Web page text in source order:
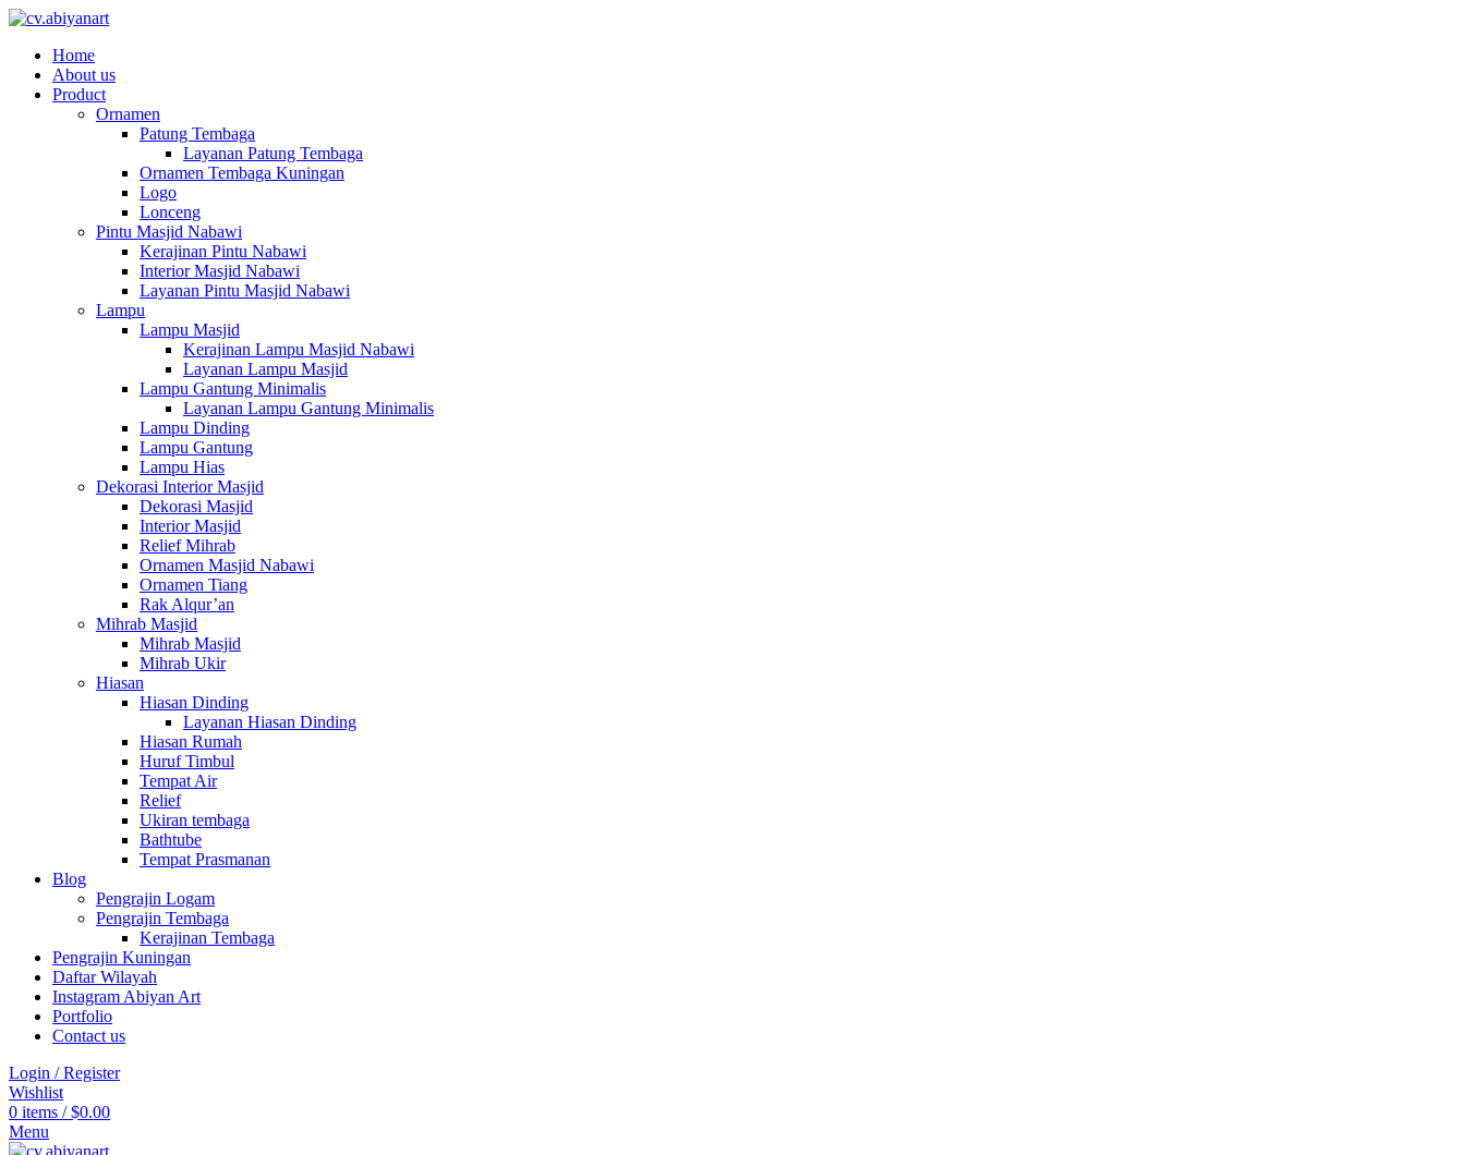
Home
About us
Product
Ornamen
Patung Tembaga
Layanan Patung Tembaga
Ornamen Tembaga Kuningan
Logo
Lonceng
Pintu Masjid Nabawi
Kerajinan Pintu Nabawi
Interior Masjid Nabawi
Layanan Pintu Masjid Nabawi
Lampu
Lampu Masjid
Kerajinan Lampu Masjid Nabawi
Layanan Lampu Masjid
Lampu Gantung Minimalis
Layanan Lampu Gantung Minimalis
Lampu Dinding
Lampu Gantung
Lampu Hias
Dekorasi Interior Masjid
Dekorasi Masjid
Interior Masjid
Relief Mihrab
Ornamen Masjid Nabawi
Ornamen Tiang
Rak Alqur’an
Mihrab Masjid
Mihrab Masjid
Mihrab Ukir
Hiasan
Hiasan Dinding
Layanan Hiasan Dinding
Hiasan Rumah
Huruf Timbul
Tempat Air
Relief
Ukiran tembaga
Bathtube
Tempat Prasmanan
Blog
Pengrajin Logam
Pengrajin Tembaga
Kerajinan Tembaga
Pengrajin Kuningan
Daftar Wilayah
Instagram Abiyan Art
Portfolio
Contact us
Login / Register
Wishlist
0 items / $0.00
Menu